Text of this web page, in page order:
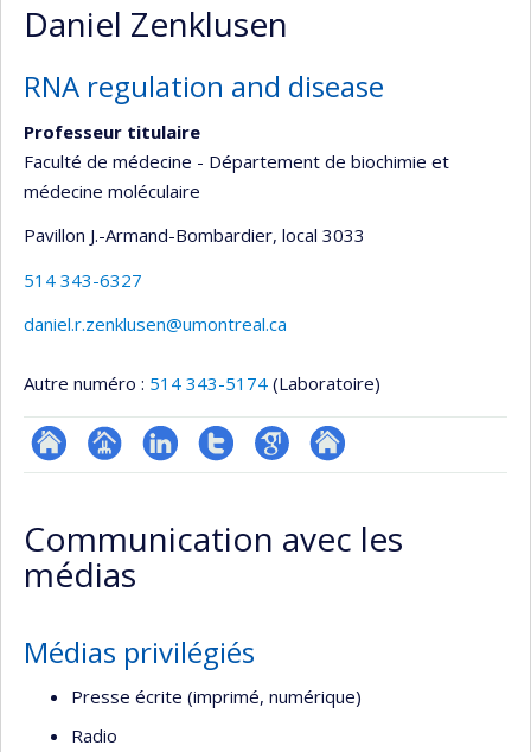
Daniel Zenklusen
RNA regulation and disease
Professeur titulaire
Faculté de médecine - Département de biochimie et
médecine moléculaire
Pavillon J.-Armand-Bombardier, local 3033
514 343-6327
daniel.r.zenklusen@umontreal.ca
Autre numéro : 514 343-5174 (Laboratoire)
ResearchGate
Page
(faculté,département,école)
LinkedInCompteGoogleAutre
web
Communication avec les
médias
Médias privilégiés
Presse écrite (imprimé, numérique)
Radio